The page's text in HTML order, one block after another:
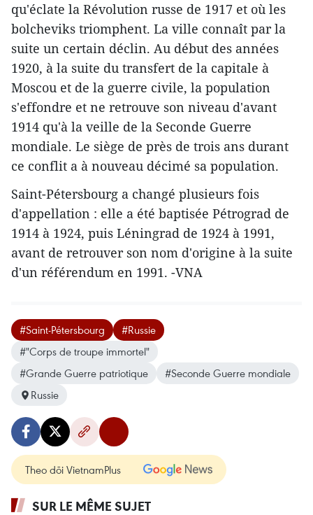
qu'éclate la Révolution russe de 1917 et où les
bolcheviks triomphent. La ville connaît par la
suite un certain déclin. Au début des années
1920, à la suite du transfert de la capitale à
Moscou et de la guerre civile, la population
s'effondre et ne retrouve son niveau d'avant
1914 qu'à la veille de la Seconde Guerre
mondiale. Le siège de près de trois ans durant
ce conflit a à nouveau décimé sa population.
Saint-Pétersbourg a changé plusieurs fois
d'appellation : elle a été baptisée Pétrograd de
1914 à 1924, puis Léningrad de 1924 à 1991,
avant de retrouver son nom d'origine à la suite
d'un référendum en 1991. -VNA
#Saint-Pétersbourg
#Russie
#"Corps de troupe immortel"
#Grande Guerre patriotique
#Seconde Guerre mondiale
Russie
Theo dõi VietnamPlus
SUR LE MÊME SUJET